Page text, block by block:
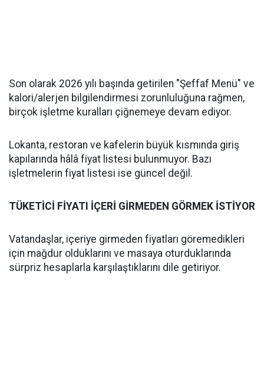
Son olarak 2026 yılı başında getirilen "Şeffaf Menü" ve
kalori/alerjen bilgilendirmesi zorunluluğuna rağmen,
birçok işletme kuralları çiğnemeye devam ediyor.
Lokanta, restoran ve kafelerin büyük kısmında giriş
kapılarında hâlâ fiyat listesi bulunmuyor. Bazı
işletmelerin fiyat listesi ise güncel değil.
TÜKETİCİ FİYATI İÇERİ GİRMEDEN GÖRMEK İSTİYOR
Vatandaşlar, içeriye girmeden fiyatları göremedikleri
için mağdur olduklarını ve masaya oturduklarında
sürpriz hesaplarla karşılaştıklarını dile getiriyor.